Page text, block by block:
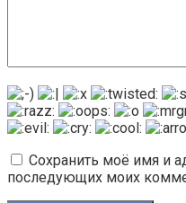
Сохранить моё имя и
последующих моих